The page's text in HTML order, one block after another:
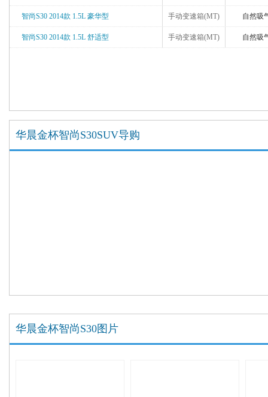
智尚S30 2014款 1.5L 豪华型 手动变速箱(MT) 自然吸
智尚S30 2014款 1.5L 舒适型 手动变速箱(MT) 自然吸
华晨金杯智尚S30SUV导购
华晨金杯智尚S30图片